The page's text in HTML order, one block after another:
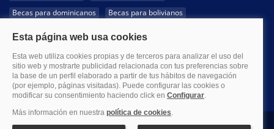
Becas para dominicanos
Becas para bolivianos
Becas para hondureños
Becas para paraguayos
Becas para uruguayos
Becas para salvadoreños
1999-2026 Becas.com @Todos los derechos reservados